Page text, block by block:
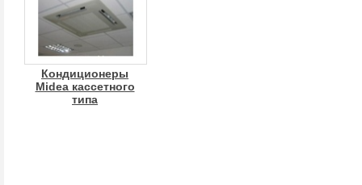
Кондиционеры
Midea кассетного
типа